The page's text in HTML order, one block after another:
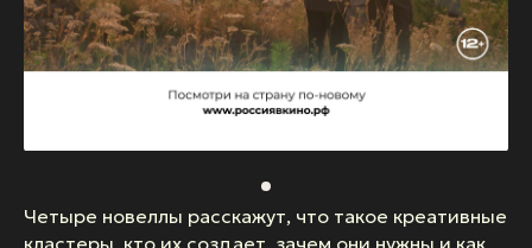
Четыре новеллы расскажут, что такое креативные